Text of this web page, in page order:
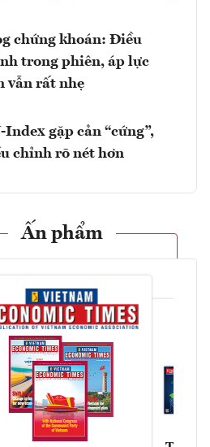
chứng khoán: Điều
trong phiên, áp lực
vẫn rất nhẹ
Index gặp cản “cứng”,
chỉnh rõ nét hơn
Ấn phẩm